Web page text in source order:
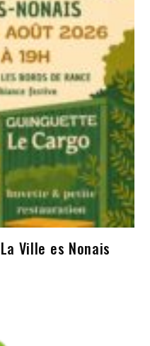
Ville es Nonais